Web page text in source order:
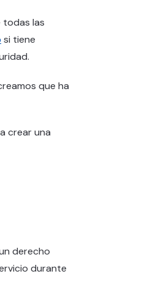
todas las
si tiene
que ha
crear una
derecho
durante